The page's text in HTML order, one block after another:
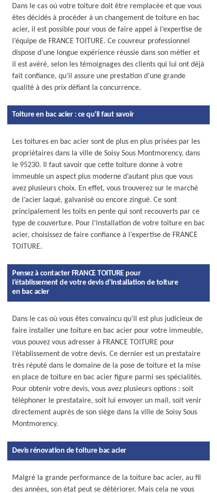
Dans le cas où votre toiture doit être remplacée et que vous
êtes décidés à procéder à un changement de toiture en bac
acier, il est possible pour vous de faire appel à l’expertise de
l’équipe de FRANCE TOITURE. Ce couvreur professionnel
dispose d’une longue expérience réussie dans son métier et
il est avéré, selon les témoignages des clients qui lui ont déjà
fait confiance, qu’il assure une prestation d’une grande
qualité à des prix défiant la concurrence.
Toiture en bac acier : ce qu’il faut savoir
Les toitures en bac acier sont de plus en plus prisées par les
propriétaires dans la ville de Soisy Sous Montmorency, dans
le 95230. Il faut savoir que cette toiture donne à votre
immeuble un aspect plus moderne d’autant plus que vous
avez plusieurs choix. En effet, vous trouverez sur le marché
de l’acier laqué, galvanisé ou encore zingué. Ce sont
principalement les toits en pente qui sont recouverts par ce
type de couverture. Pour l’installation de votre toiture en bac
acier, choisissez de faire confiance à l’expertise de FRANCE
TOITURE.
Pensez à contacter FRANCE TOITURE pour
l’établissement de votre devis d’installation de toiture
en bac acier
Dans le cas où vous êtes convaincu qu’il est plus judicieux de
faire installer une toiture en bac acier pour votre immeuble,
vous pouvez vous adresser à FRANCE TOITURE pour
l’établissement de votre devis. Ce dernier est un prestataire
très réputé dans le domaine de la pose de toiture et la mise
en place de toiture en bac acier figure parmi ses spécialités.
Pour obtenir votre devis, vous avez plusieurs options : soit
téléphoner le prestataire, soit lui envoyer un mail, soit venir
directement auprès de son siège dans la ville de Soisy Sous
Montmorency.
Devis rénovation de toiture bac acier
Malgré la grande performance de la toiture bac acier, au fil
des années, son état peut se détériorer. Mais cela ne vous